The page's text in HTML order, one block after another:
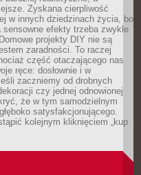
Zyskana cierpliwość
w innych dziedzinach życia, bo
efekty trzeba zwykle
projekty DIY nie są
zaradności. To raczej
część otaczającego nas
ręce: dosłownie i w
zaczniemy od drobnych
czy jednej odnowionej
że w tym samodzielnym
satysfakcjonującego.
kolejnym kliknięciem „kup